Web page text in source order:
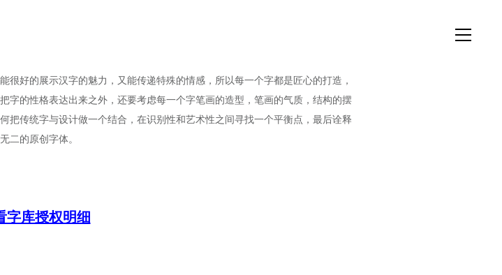
很好的展示汉字的魅力，又能传递特殊的情感，所以每一个字都是匠心的打造，
字的性格表达出来之外，还要考虑每一个字笔画的造型，笔画的气质，结构的摆
把传统字与设计做一个结合，在识别性和艺术性之间寻找一个平衡点，最后诠释
二的原创字体。
字库授权明细